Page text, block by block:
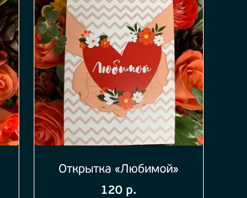
Открытка «Любимой»
120 р.